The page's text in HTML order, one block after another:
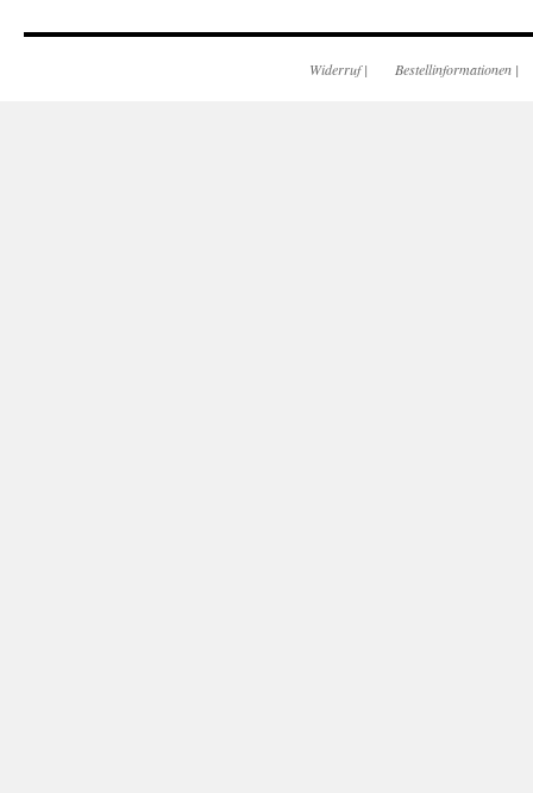
Widerruf| Bestellinformationen |